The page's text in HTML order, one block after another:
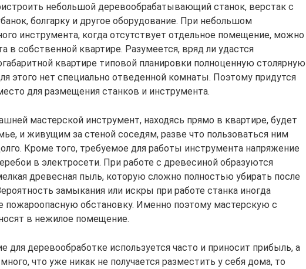
небольшой деревообрабатывающий станок, верстак с
болгарку и другое оборудование. При небольшом
инструмента, когда отсутствует отдельное помещение, можно
в собственной квартире. Разумеется, вряд ли удастся
квартире типовой планировки полноценную столярную
этого нет специально отведенной комнаты. Поэтому придутся
для размещения станков и инструмента.
мастерской инструмент, находясь прямо в квартире, будет
и живущим за стеной соседям, разве что пользоваться ним
Кроме того, требуемое для работы инструмента напряжение
в электросети. При работе с древесиной образуются
древесная пыль, которую сложно полностью убирать после
замыкания или искры при работе станка иногда
пожароопасную обстановку. Именно поэтому мастерскую с
в нежилое помещение.
для деревообработке используется часто и приносит прибыль, а
что уже никак не получается разместить у себя дома, то